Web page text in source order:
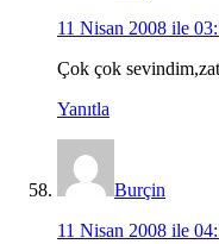
11 Nisan 2008 ile
Çok çok
Yanıtla
Burçin
11 Nisan 2008 ile